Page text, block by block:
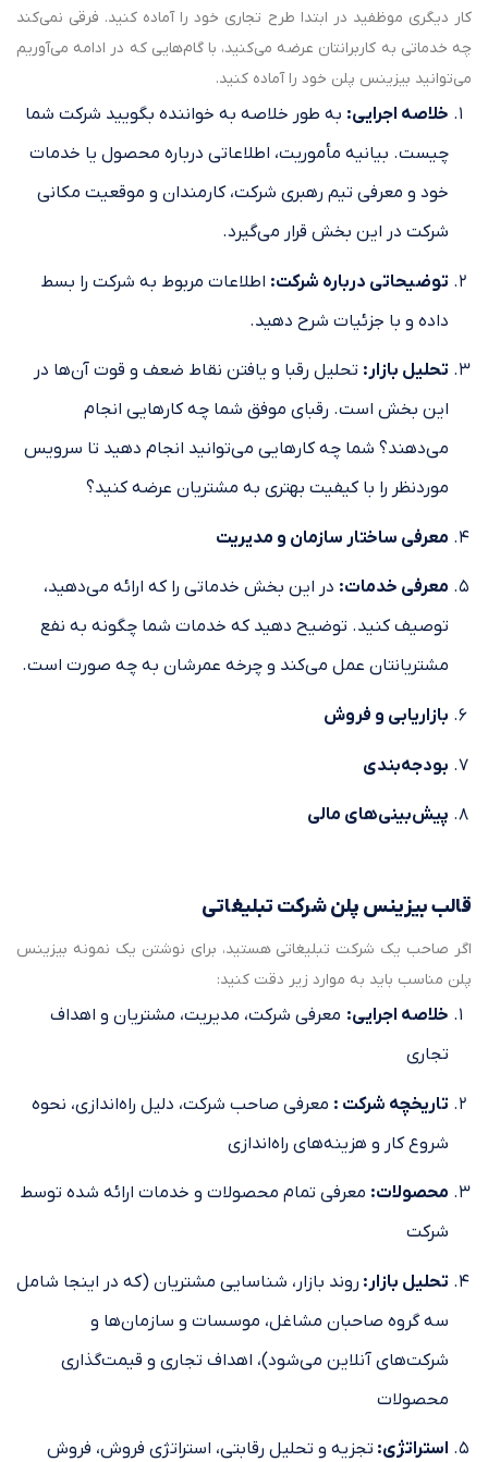
کار دیگری موظفید در ابتدا طرح تجاری خود را آماده کنید. فرقی نمی‌کند
چه خدماتی به کاربرانتان عرضه می‌کنید، با گام‌هایی که در ادامه می‌آوریم
می‌توانید بیزینس پلن خود را آماده کنید.
خلاصه اجرایی: به طور خلاصه به خواننده بگویید شرکت شما
چیست. بیانیه مأموریت، اطلاعاتی درباره محصول یا خدمات
خود و معرفی تیم رهبری شرکت، کارمندان و موقعیت مکانی
شرکت در این بخش قرار می‌گیرد.
توضیحاتی درباره شرکت: اطلاعات مربوط به شرکت را بسط
داده و با جزئیات شرح دهید.
تحلیل بازار: تحلیل رقبا و یافتن نقاط ضعف و قوت آن‌ها در
این بخش است. رقبای موفق شما چه کارهایی انجام
می‌دهند؟ شما چه کارهایی می‌توانید انجام دهید تا سرویس
موردنظر را با کیفیت بهتری به مشتریان عرضه کنید؟
معرفی ساختار سازمان و مدیریت
معرفی خدمات: در این بخش خدماتی را که ارائه می‌دهید،
توصیف کنید. توضیح دهید که خدمات شما چگونه به نفع
مشتریانتان عمل می‌کند و چرخه عمرشان به چه صورت است.
بازاریابی و فروش
بودجه‌بندی
پیش‌بینی‌های مالی
قالب بیزینس پلن شرکت تبلیغاتی
اگر صاحب یک شرکت تبلیغاتی هستید، برای نوشتن یک نمونه بیزینس
پلن مناسب باید به موارد زیر دقت کنید:
خلاصه اجرایی: معرفی شرکت، مدیریت، مشتریان و اهداف
تجاری
تاریخچه شرکت : معرفی صاحب شرکت، دلیل راه‌اندازی، نحوه
شروع کار و هزینه‌های راه‌اندازی
محصولات: معرفی تمام محصولات و خدمات ارائه شده توسط
شرکت
تحلیل بازار: روند بازار، شناسایی مشتریان (که در اینجا شامل
سه گروه صاحبان مشاغل، موسسات و سازمان‌ها و
شرکت‌های آنلاین می‌شود)، اهداف تجاری و قیمت‌گذاری
محصولات
استراتژی: تجزیه و تحلیل رقابتی، استراتژی فروش، فروش